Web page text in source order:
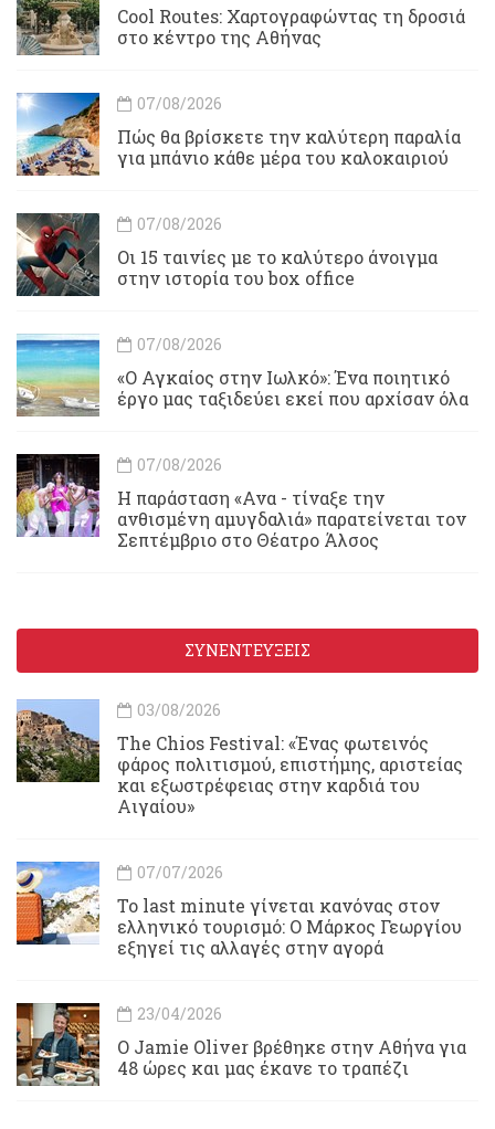
Cool Routes: Χαρτογραφώντας τη δροσιά
στο κέντρο της Αθήνας
07/08/2026
Πώς θα βρίσκετε την καλύτερη παραλία
για μπάνιο κάθε μέρα του καλοκαιριού
07/08/2026
Οι 15 ταινίες με το καλύτερο άνοιγμα
στην ιστορία του box office
07/08/2026
«Ο Αγκαίος στην Ιωλκό»: Ένα ποιητικό
έργο μας ταξιδεύει εκεί που αρχίσαν όλα
07/08/2026
Η παράσταση «Ανα - τίναξε την
ανθισμένη αμυγδαλιά» παρατείνεται τον
Σεπτέμβριο στο Θέατρο Άλσος
ΣΥΝΕΝΤΕΥΞΕΙΣ
03/08/2026
Τhe Chios Festival: «Ένας φωτεινός
φάρος πολιτισμού, επιστήμης, αριστείας
και εξωστρέφειας στην καρδιά του
Αιγαίου»
07/07/2026
Το last minute γίνεται κανόνας στον
ελληνικό τουρισμό: Ο Μάρκος Γεωργίου
εξηγεί τις αλλαγές στην αγορά
23/04/2026
Ο Jamie Oliver βρέθηκε στην Αθήνα για
48 ώρες και μας έκανε το τραπέζι